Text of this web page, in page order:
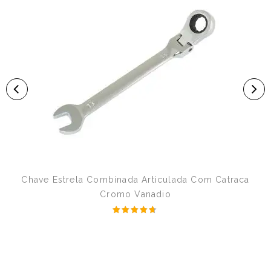
Chave Estrela Combinada Articulada Com Catraca
Cromo Vanadio